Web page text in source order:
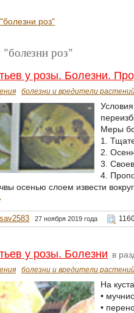
роз"
"болезни роз"
у розы. Болезни.
болезни и вредители
Меры
1.
2.
3.
4.
осенью слоем извести вокруг
27 ноября 2019 года
у розы. Болезни в
болезни и вредители
На
•
•